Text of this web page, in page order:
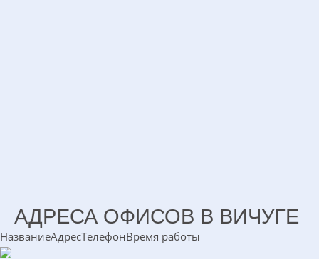
АДРЕСА ОФИСОВ В ВИЧУГЕ
НазваниеАдресТелефонВремя работы